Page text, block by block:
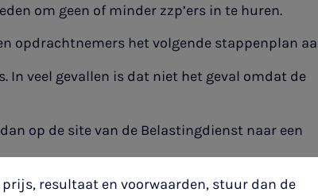
om geen of minder zzp’ers in te huren.
opdrachtnemers het volgende stappenplan
In veel gevallen is dat niet het geval omdat de
op de site van de Belastingdienst naar een
resultaat en voorwaarden, stuur dan de